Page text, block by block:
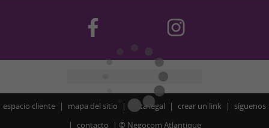
espacio cliente mapa del sitio nota legal crear un link
síguenos
contacto
© Negocom Atlantique